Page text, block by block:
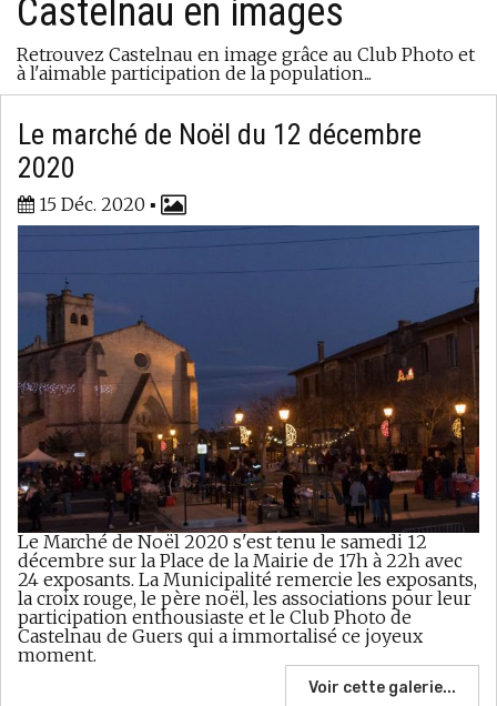
Castelnau en images
Retrouvez Castelnau en image grâce au Club Photo et
à l'aimable participation de la population...
Le marché de Noël du 12 décembre
2020
15 Déc. 2020 ▪
Le Marché de Noël 2020 s'est tenu le samedi 12
décembre sur la Place de la Mairie de 17h à 22h avec
24 exposants. La Municipalité remercie les exposants,
la croix rouge, le père noël, les associations pour leur
participation enthousiaste et le Club Photo de
Castelnau de Guers qui a immortalisé ce joyeux
moment.
Voir cette galerie...